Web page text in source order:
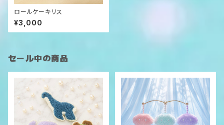
ロールケーキリス
¥3,000
セール中の商品